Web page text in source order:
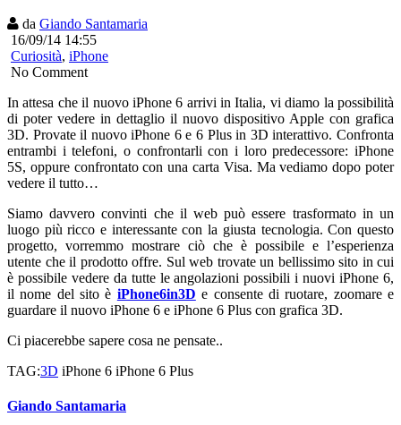
da Giando Santamaria
16/09/14 14:55
Curiosità, iPhone
No Comment
In attesa che il nuovo iPhone 6 arrivi in Italia, vi diamo la possibilità
di poter vedere in dettaglio il nuovo dispositivo Apple con grafica
3D. Provate il nuovo iPhone 6 e 6 Plus in 3D interattivo. Confronta
entrambi i telefoni, o confrontarli con i loro predecessore: iPhone
5S, oppure confrontato con una carta Visa. Ma vediamo dopo poter
vedere il tutto…
Siamo davvero convinti che il web può essere trasformato in un
luogo più ricco e interessante con la giusta tecnologia. Con questo
progetto, vorremmo mostrare ciò che è possibile e l’esperienza
utente che il prodotto offre. Sul web trovate un bellissimo sito in cui
è possibile vedere da tutte le angolazioni possibili i nuovi iPhone 6,
il nome del sito è iPhone6in3D e consente di ruotare, zoomare e
guardare il nuovo iPhone 6 e iPhone 6 Plus con grafica 3D.
Ci piacerebbe sapere cosa ne pensate..
TAG:3D iPhone 6 iPhone 6 Plus
Giando Santamaria